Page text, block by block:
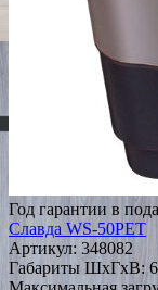
Год гарантии в
Славда WS-50PET
Артикул: 348082
Габариты ШxГxВ: